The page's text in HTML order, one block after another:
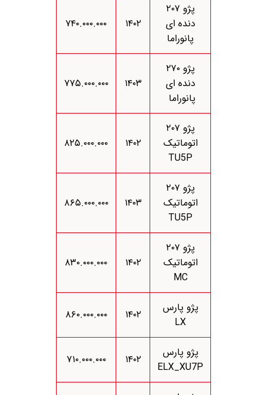
پژو ۲۰۷
دنده ای
پانوراما
۱۴۰۲ ۷۴۰.۰۰۰.۰۰۰
پژو ۲۷۰
دنده ای
پانوراما
۱۴۰۳ ۷۷۵.۰۰۰.۰۰۰
پژو ۲۰۷
اتوماتیک
TU5P
۱۴۰۲ ۸۲۵.۰۰۰.۰۰۰
پژو ۲۰۷
اتوماتیک
TU5P
۱۴۰۳ ۸۶۵.۰۰۰.۰۰۰
پژو ۲۰۷
اتوماتیک
MC
۱۴۰۲ ۸۳۰.۰۰۰.۰۰۰
پژو پارس
LX
۱۴۰۲ ۸۶۰.۰۰۰.۰۰۰
پژو پارس
ELX_XU7P
۱۴۰۲ ۷۱۰.۰۰۰.۰۰۰